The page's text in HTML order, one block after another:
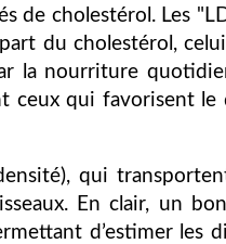
de cholestérol. Les
du cholestérol,
la nourriture
ceux qui favorisent le
qui
En clair, un
d’estimer les